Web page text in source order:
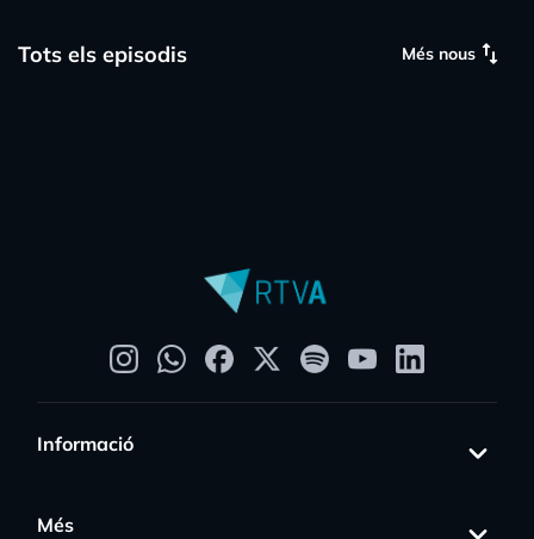
Tots els episodis Més nous swap_vert
Informació
Més